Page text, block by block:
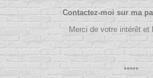
Contactez-moi sur ma
Merci de votre intérêt et
*****